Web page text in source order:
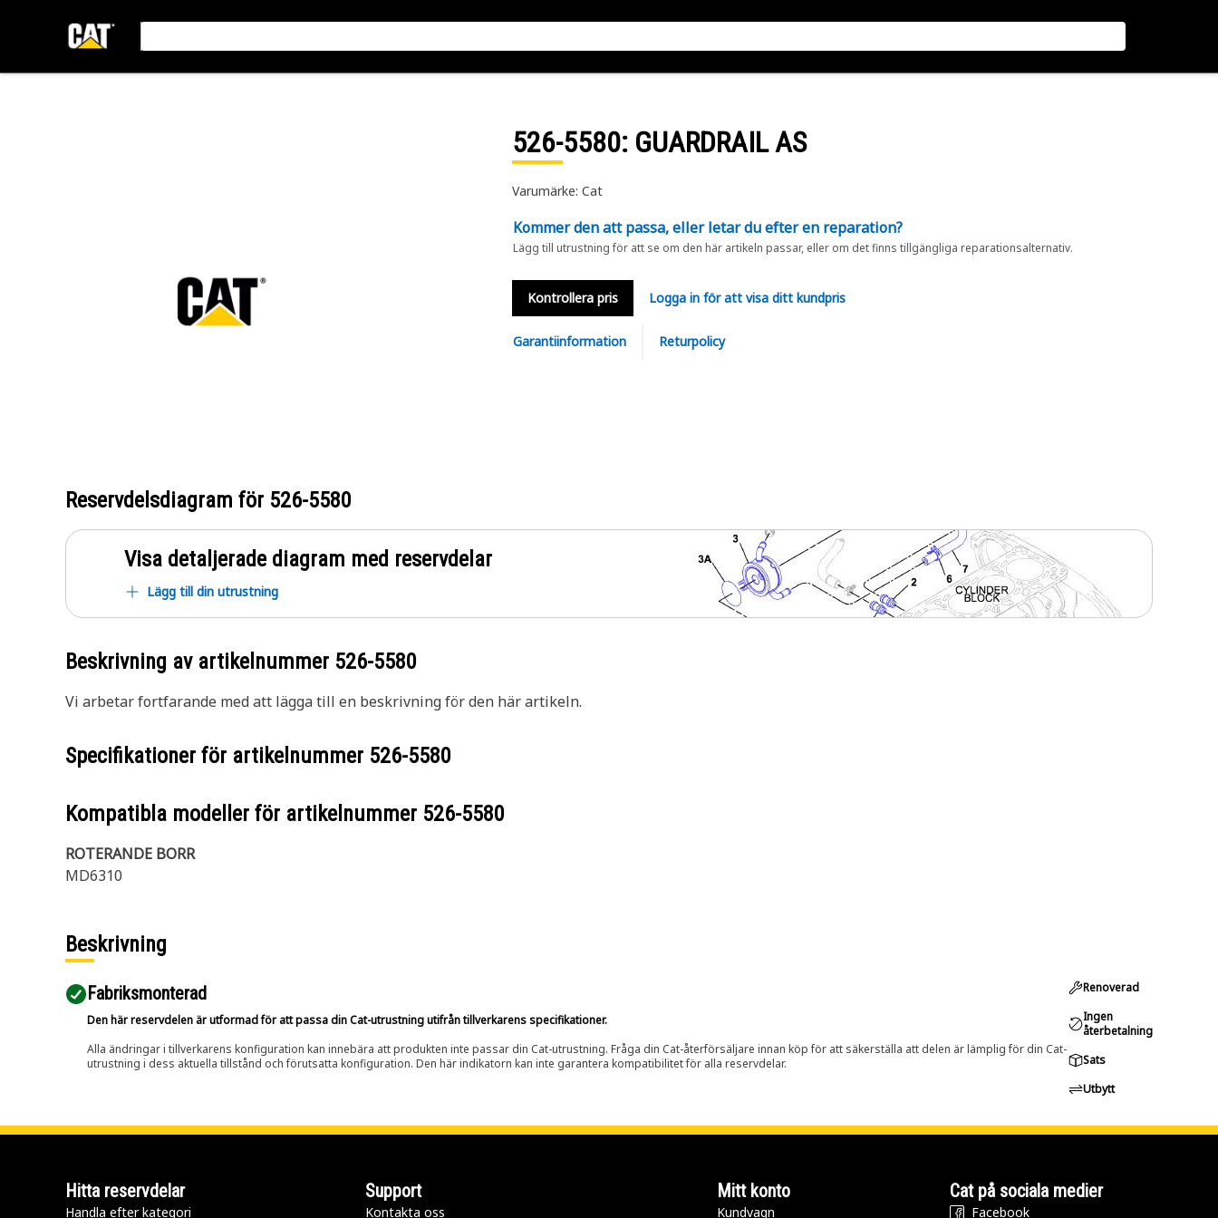
526-5580: GUARDRAIL AS
Varumärke: Cat
Kommer den att passa, eller letar du efter en reparation?
Lägg till utrustning för att se om den här artikeln passar, eller om det finns tillgängliga reparationsalternativ.
Kontrollera pris Logga in för att visa ditt kundpris
Garantiinformation Returpolicy
Reservdelsdiagram för 526-5580
Visa detaljerade diagram med reservdelar
Lägg till din utrustning
Beskrivning av artikelnummer 526-5580
Vi arbetar fortfarande med att lägga till en beskrivning för den här artikeln.
Specifikationer för artikelnummer 526-5580
Kompatibla modeller för artikelnummer 526-5580
ROTERANDE BORR
MD6310
Beskrivning
Fabriksmonterad
Den här reservdelen är utformad för att passa din Cat-utrustning utifrån tillverkarens specifikationer.
Alla ändringar i tillverkarens konfiguration kan innebära att produkten inte passar din Cat-utrustning. Fråga din Cat-återförsäljare innan köp för att säkerställa att delen är lämplig för din Cat-
utrustning i dess aktuella tillstånd och förutsatta konfiguration. Den här indikatorn kan inte garantera kompatibilitet för alla reservdelar.
Renoverad
Ingen
återbetalning
Sats
Utbytt
Hitta reservdelar
Handla efter kategori
Support
Kontakta oss
Mitt konto
Kundvagn
Cat på sociala medier
Facebook